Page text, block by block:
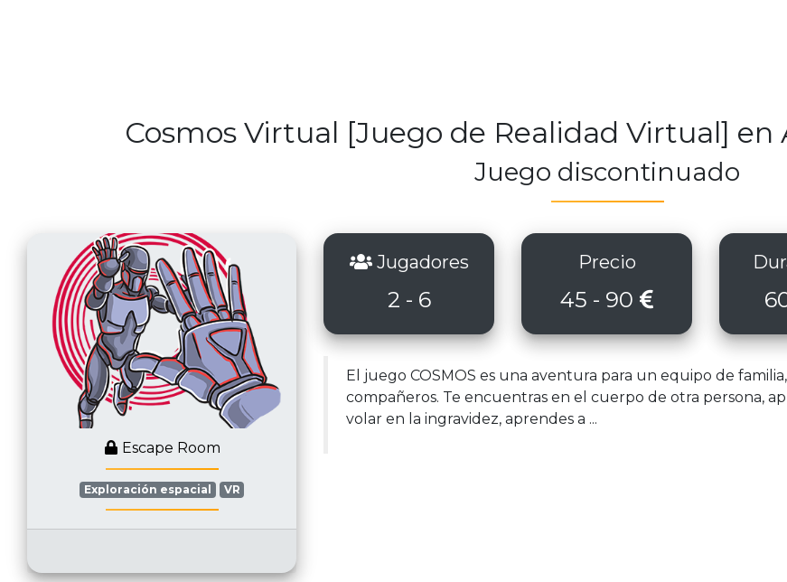
Cosmos Virtual [Juego de Realidad Virtual]
Juego discontinuado
Escape Room
Exploración espacial VR
Jugadores
2 - 6
Precio
45 - 90
El juego COSMOS es una aventura para un equipo de
compañeros. Te encuentras en el cuerpo de otra persona,
volar en la ingravidez, aprendes a ...